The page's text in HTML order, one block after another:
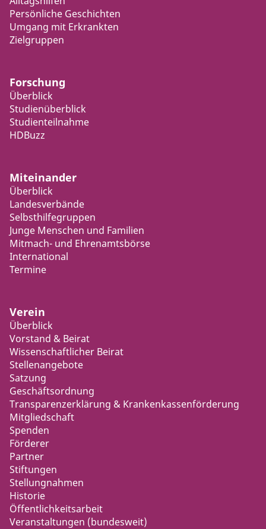
Persönliche Geschichten
Umgang mit Erkrankten
Zielgruppen
Forschung
Überblick
Studienüberblick
Studienteilnahme
HDBuzz
Miteinander
Überblick
Landesverbände
Selbsthilfegruppen
Junge Menschen und Familien
Mitmach- und Ehrenamtsbörse
International
Termine
Verein
Überblick
Vorstand & Beirat
Wissenschaftlicher Beirat
Stellenangebote
Satzung
Geschäftsordnung
Transparenzerklärung & Krankenkassenförderung
Mitgliedschaft
Spenden
Förderer
Partner
Stiftungen
Stellungnahmen
Historie
Öffentlichkeitsarbeit
Veranstaltungen (bundesweit)